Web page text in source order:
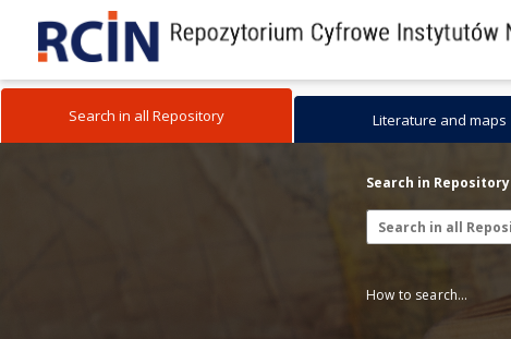
Search in all Repository Literature and maps
Search in Repository
How to search...